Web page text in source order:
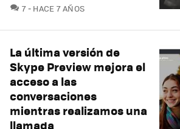
7COMENTARIOS
HACE 7 AÑOS
La última versión de
Skype Preview mejora el
acceso a las
conversaciones
mientras realizamos una
llamada